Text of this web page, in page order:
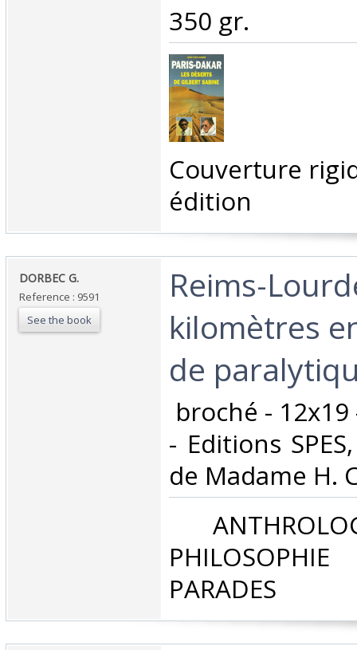
350 gr.‎
‎Couverture
édition‎
‎DORBEC G.‎
Reference : 9591
See the book
‎Reims-
kilomètres
de
broché -
- Editions
de Madame H.
PHILOSOPHIE
PARADES‎